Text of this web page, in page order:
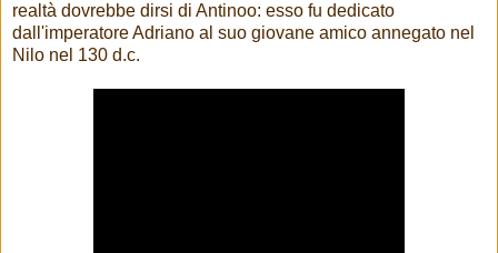
realtà dovrebbe dirsi di Antinoo: esso fu dedicato
dall'imperatore Adriano al suo giovane amico annegato nel
Nilo nel 130 d.c.